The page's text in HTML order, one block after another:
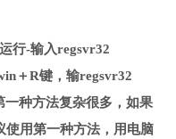
行-输入regsvr32
＋R键，输regsvr32
种方法复杂很多，如果
使用第一种方法，用电脑